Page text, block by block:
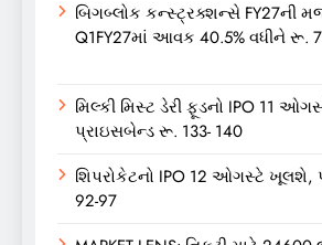
બિગબ્લોક કન્સ્ટ્રક્શન્સે
Q1FY27માં આવક 40.5% વધીને રૂ.
મિલ્કી મિસ્ટ ડેરી ફૂડનો IPO 11
પ્રાઇસબેન્ડ રૂ. 133- 140
શિપરોકેટનો IPO 12 ઓગસ્ટે ખૂલશે,
92-97